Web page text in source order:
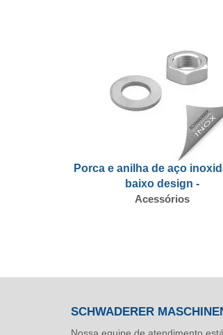
Porca e anilha de aço
baixo design -
Acessórios
SCHWADERER
Nossa equipe de atendimento